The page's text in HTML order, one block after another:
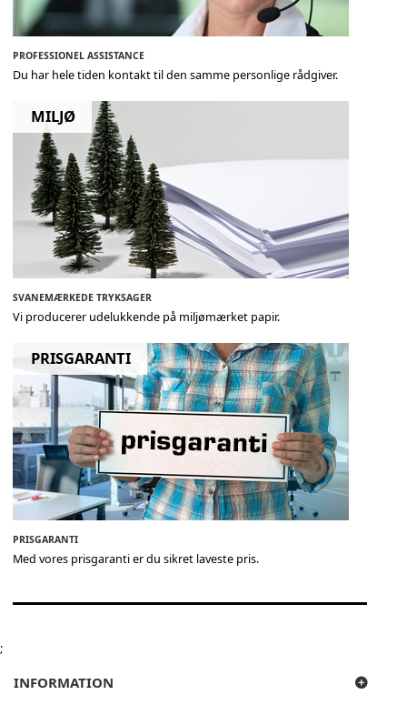
PROFESSIONEL ASSISTANCE
Du har hele tiden kontakt til den samme personlige rådgiver.
MILJØ
SVANEMÆRKEDE TRYKSAGER
Vi producerer udelukkende på miljømærket papir.
PRISGARANTI
PRISGARANTI
Med vores prisgaranti er du sikret laveste pris.
;
INFORMATION